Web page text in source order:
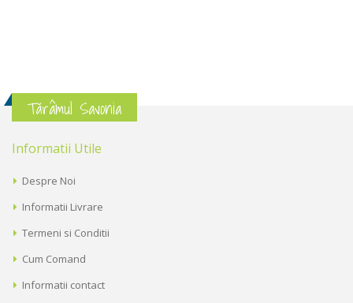
Tărâmul Savonia
Informatii Utile
Despre Noi
Informatii Livrare
Termeni si Conditii
Cum Comand
Informatii contact